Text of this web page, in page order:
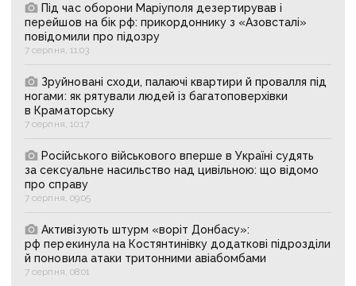
Під час оборони Маріуполя дезертирував і
перейшов на бік рф: прикордоннику з «Азовсталі»
повідомили про підозру
7 серпня, 11:03
Зруйновані сходи, палаючі квартири й провалля під
ногами: як рятували людей із багатоповерхівки
в Краматорську
7 серпня, 10:17
Російського військового вперше в Україні судять
за сексуальне насильство над цивільною: що відомо
про справу
7 серпня, 09:05
Активізують штурм «воріт Донбасу»:
рф перекинула на Костянтинівку додаткові підрозділи
й поновила атаки тритонними авіабомбами
7 серпня, 08:01